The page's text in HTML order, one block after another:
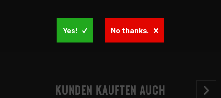
KUNDEN KAUFTEN AUCH
Yes! No thanks.